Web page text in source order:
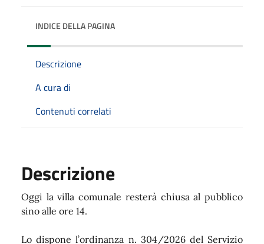
INDICE DELLA PAGINA
Descrizione
A cura di
Contenuti correlati
Descrizione
Oggi la villa comunale resterà chiusa al pubblico
sino alle ore 14.
Lo dispone l’ordinanza n. 304/2026 del Servizio